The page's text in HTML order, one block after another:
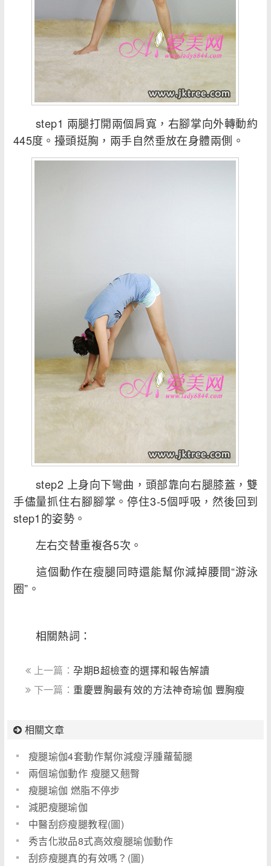
step1 兩腿打開兩個肩寬，右腳掌向外轉動約
445度。擡頭挺胸，兩手自然垂放在身體兩側。
step2 上身向下彎曲，頭部靠向右腿膝蓋，雙
手儘量抓住右腳腳掌。停住3-5個呼吸，然後回到
step1的姿勢。
左右交替重複各5次。
這個動作在瘦腿同時還能幫你減掉腰間“游泳
圈”。
相關熱詞：
上一篇：孕期B超檢查的選擇和報告解讀
下一篇： 重慶豐胸最有效的方法神奇瑜伽 豐胸瘦
相關文章
瘦腿瑜伽4套動作幫你減瘦浮腫蘿蔔腿
兩個瑜伽動作 瘦腿又翹臀
瘦腿瑜伽 燃脂不停步
減肥瘦腿瑜伽
中醫刮痧瘦腿教程(圖)
秀吉化妝品8式高效瘦腿瑜伽動作
刮痧瘦腿真的有效嗎？(圖)